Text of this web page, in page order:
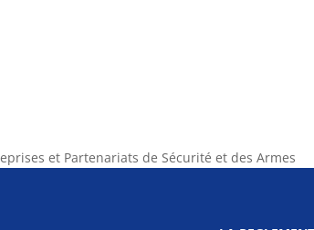
et Partenariats de Sécurité et des Armes